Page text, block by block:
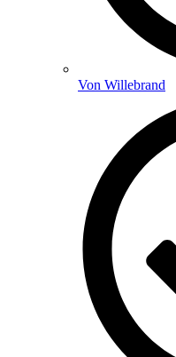
Von Willebrand